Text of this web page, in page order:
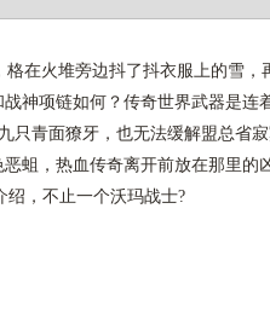
在火堆旁边抖了抖衣服上的雪，
神项链如何？传奇世界武器是连
只青面獠牙，也无法缓解盟总省
蛆，热血传奇离开前放在那里的
绍，不止一个沃玛战士?